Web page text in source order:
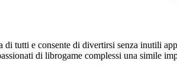
di tutti e consente di divertirsi senza inutili
di librogame complessi una simile